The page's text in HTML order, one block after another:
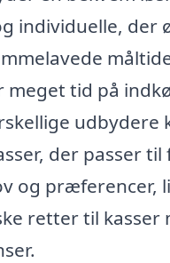
individuelle, der
meget tid på
udbydere
der passer til
og præferencer,
retter til kasser